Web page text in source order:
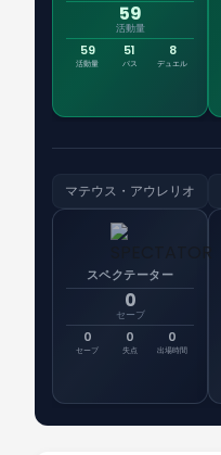
59
活動量
59
活動量
51
パス
8
デュエル
マテウス・アウレリオ
スペクテーター
0
セーブ
0
セーブ
0
失点
0
出場時間